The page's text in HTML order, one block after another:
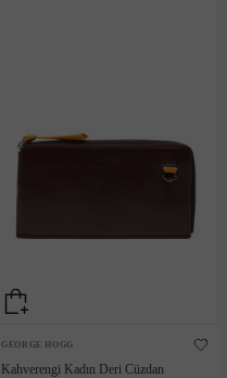
GEORGE HOGG
Kahverengi Kadın Deri Cüzdan